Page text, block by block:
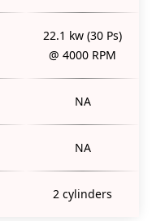
22.1 kw (30 Ps)
@ 4000 RPM
NA
NA
2 cylinders